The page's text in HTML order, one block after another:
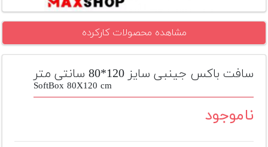
پلاس
افزودن
دست
دوم
مشاهده محصولات کارکرده
سافت باکس جینبی سایز 120*80 سانتی متر
SoftBox 80X120 cm
ناموجود